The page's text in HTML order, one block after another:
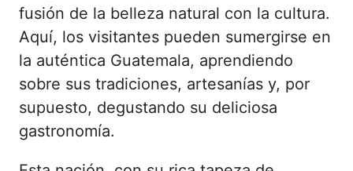
fusión de la belleza natural con la cultura.
Aquí, los visitantes pueden sumergirse en
la auténtica Guatemala, aprendiendo
sobre sus tradiciones, artesanías y, por
supuesto, degustando su deliciosa
gastronomía.